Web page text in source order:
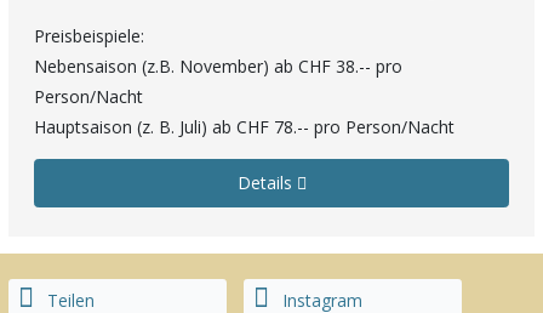
Preisbeispiele:
Nebensaison (z.B. November) ab CHF 38.-- pro
Person/Nacht
Hauptsaison (z. B. Juli) ab CHF 78.-- pro Person/Nacht
Details
Teilen
Instagram